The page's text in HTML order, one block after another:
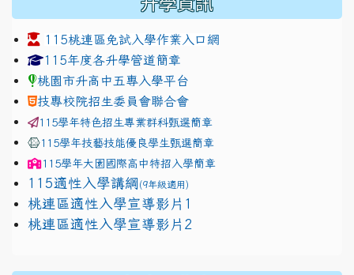
115桃連區免試入學作業入口網
link to https://www.jhjhs.tyc.edu.tw/modules/
115年度各升學管道簡章
桃園市升高中五專入學平台
技專校院招生委員會聯合會
115學年特色招生專業群科甄選簡章
115學年技藝技能優良學生甄選簡章
115學年大園國際高中特招入學簡章
115適性入學講綱 (9年級適用)
link to https://docs.google.com/presentation/d/
桃連區適性入學宣導影片1
link to https://docs.google.com/presentation/d/
桃連區適性入學宣導影片2